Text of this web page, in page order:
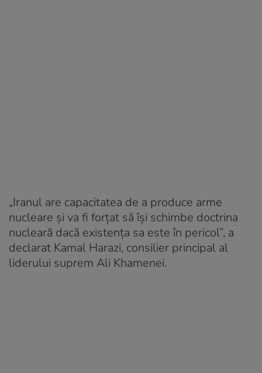
„Iranul are capacitatea de a produce arme
nucleare și va fi forțat să își schimbe doctrina
nucleară dacă existența sa este în pericol”, a
declarat Kamal Harazi, consilier principal al
liderului suprem Ali Khamenei.